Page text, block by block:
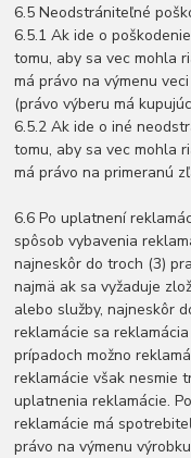
6.5 Neodstrániteľné
6.5.1 Ak ide o
tomu, aby sa vec mohla
má právo na výmenu
(právo výberu má
6.5.2 Ak ide o iné
tomu, aby sa vec mohla
má právo na primeranú
6.6 Po uplatnení
spôsob vybavenia
najneskôr do troch (3)
najmä ak sa vyžaduje
alebo služby, najneskôr
reklamácie sa
prípadoch možno
reklamácie však nesmie
uplatnenia reklamácie.
reklamácie má
právo na výmenu